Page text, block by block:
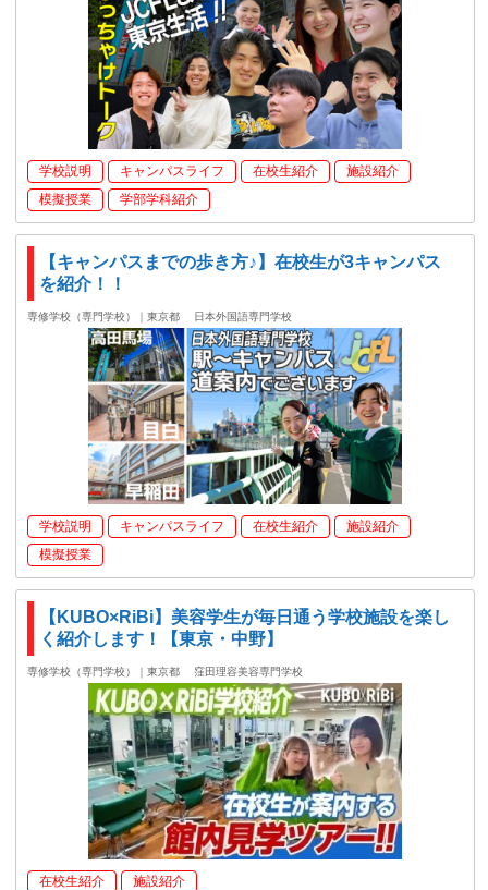
学校説明 キャンパスライフ 在校生紹介
施設紹介
模擬授業
学部学科紹介
【キャンパスまでの歩き方♪】在校生が3キャンパス
を紹介！！
専修学校（専門学校）｜東京都 日本外国語専門学校
学校説明 キャンパスライフ 在校生紹介
施設紹介
模擬授業
【KUBO×RiBi】美容学生が毎日通う学校施設を楽し
く紹介します！【東京・中野】
専修学校（専門学校）｜東京都 窪田理容美容専門学校
在校生紹介 施設紹介